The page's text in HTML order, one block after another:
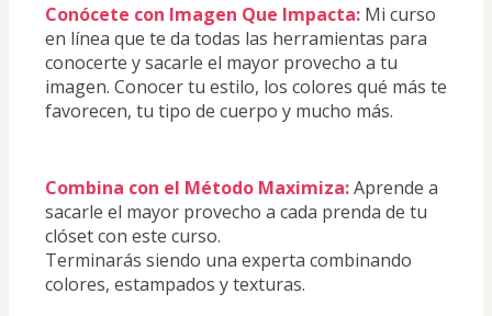
Conócete con Imagen Que Impacta: Mi curso
en línea que te da todas las herramientas para
conocerte y sacarle el mayor provecho a tu
imagen. Conocer tu estilo, los colores qué más te
favorecen, tu tipo de cuerpo y mucho más.
Combina con el Método Maximiza:Aprende a
sacarle el mayor provecho a cada prenda de tu
clóset con este curso.
Terminarás siendo una experta combinando
colores, estampados y texturas.